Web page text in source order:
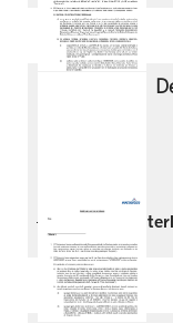
Jetzt